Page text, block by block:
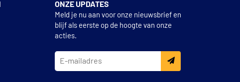
ONZE UPDATES
Meld je nu aan voor onze nieuwsbrief en
blijf als eerste op de hoogte van onze
acties.